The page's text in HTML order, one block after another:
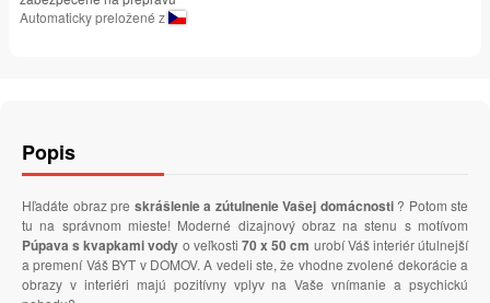
Automaticky preložené z
Popis
Hľadáte obraz pre skrášlenie a zútulnenie Vašej domácnosti ? Potom ste
tu na správnom mieste! Moderné dizajnový obraz na stenu s motívom
Púpava s kvapkami vody o veľkosti 70 x 50 cm urobí Váš interiér útulnejší
a premení Váš BYT v DOMOV. A vedeli ste, že vhodne zvolené dekorácie a
obrazy v interiéri majú pozitívny vplyv na Vaše vnímanie a psychickú